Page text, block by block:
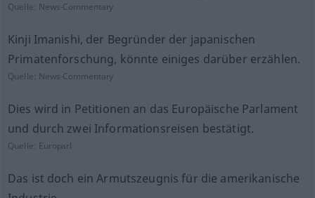
Quelle: News-Commentary
Kinji Imanishi, der Begründer der japanischen
Primatenforschung, könnte einiges darüber erzählen.
Quelle: News-Commentary
Dies wird in Petitionen an das Europäische Parlament
und durch zwei Informationsreisen bestätigt.
Quelle: Europarl
Das ist doch ein Armutszeugnis für die amerikanische